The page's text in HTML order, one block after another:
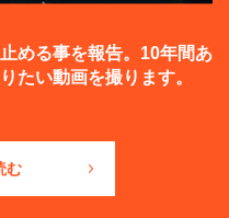
める事を報告。10年間あ
たい動画を撮ります。
む